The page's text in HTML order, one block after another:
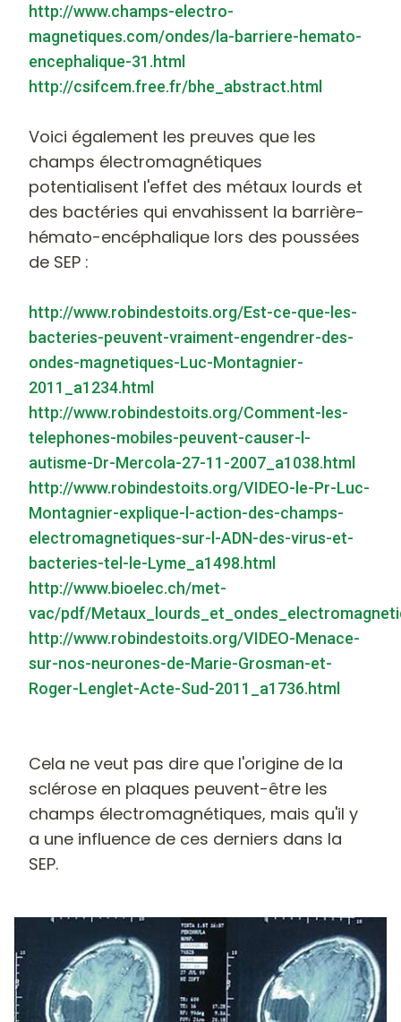
http://www.champs-electro-
magnetiques.com/ondes/la-barriere-hemato-
encephalique-31.html
http://csifcem.free.fr/bhe_abstract.html
Voici également les preuves que les
champs électromagnétiques
potentialisent l'effet des métaux lourds et
des bactéries qui envahissent la barrière-
hémato-encéphalique lors des poussées
de SEP :
http://www.robindestoits.org/Est-ce-que-les-
bacteries-peuvent-vraiment-engendrer-des-
ondes-magnetiques-Luc-Montagnier-
2011_a1234.html
http://www.robindestoits.org/Comment-les-
telephones-mobiles-peuvent-causer-l-
autisme-Dr-Mercola-27-11-2007_a1038.html
http://www.robindestoits.org/VIDEO-le-Pr-Luc-
Montagnier-explique-l-action-des-champs-
electromagnetiques-sur-l-ADN-des-virus-et-
bacteries-tel-le-Lyme_a1498.html
http://www.bioelec.ch/met-
vac/pdf/
http://www.robindestoits.org/VIDEO-Menace-
sur-nos-neurones-de-Marie-Grosman-et-
Roger-Lenglet-Acte-Sud-2011_a1736.html
Cela ne veut pas dire que l'origine de la
sclérose en plaques peuvent-être les
champs électromagnétiques, mais qu'il y
a une influence de ces derniers dans la
SEP.